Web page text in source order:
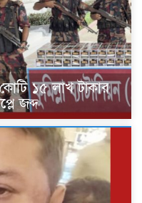
১৫ লাখ টাকার
জব্দ